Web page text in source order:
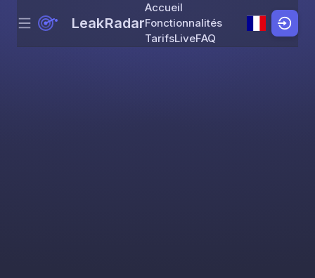
Skip to content
Menu LeakRadar
Accueil
Fonctionnalités
TarifsLiveFAQ